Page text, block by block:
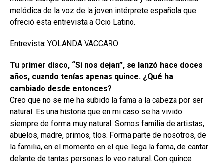
melódica de la voz de la joven intérprete española que
ofreció esta entrevista a Ocio Latino.
Entrevista: YOLANDA VACCARO
Tu primer disco, “Si nos dejan”, se lanzó hace doces
años, cuando tenías apenas quince. ¿Qué ha
cambiado desde entonces?
Creo que no se me ha subido la fama a la cabeza por ser
natural. Es una historia que en mi caso se ha vivido
siempre de forma muy natural. Somos familia de artistas,
abuelos, madre, primos, tíos. Forma parte de nosotros, de
la familia, en el momento en el que llega la fama, de cantar
delante de tantas personas lo veo natural. Con quince